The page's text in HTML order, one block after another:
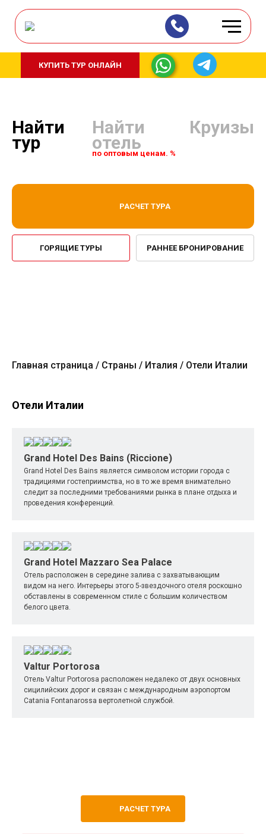
КУПИТЬ ТУР ОНЛАЙН
Найти
тур
Найти
отель
по оптовым ценам. %
Круизы
РАСЧЕТ ТУРА
РАННЕЕ БРОНИРОВАНИЕ
ГОРЯЩИЕ ТУРЫ
Главная страница Страны Италия Отели Италии
Отели Италии
Grand Hotel Des Bains (Riccione)
Grand Hotel Des Bains является символом истории города с
традициями гостеприимства, но в то же время внимательно
следит за последними требованиями рынка в плане отдыха и
проведения конференций.
Grand Hotel Mazzaro Sea Palace
Отель расположен в середине залива с захватывающим
видом на него. Интерьеры этого 5-звездочного отеля роскошно
обставлены в современном стиле с большим количеством
белого цвета.
Valtur Portorosa
Отель Valtur Portorosa расположен недалеко от двух основных
сицилийских дорог и связан с международным аэропортом
Catania Fontanarossa вертолетной службой.
РАСЧЕТ ТУРА